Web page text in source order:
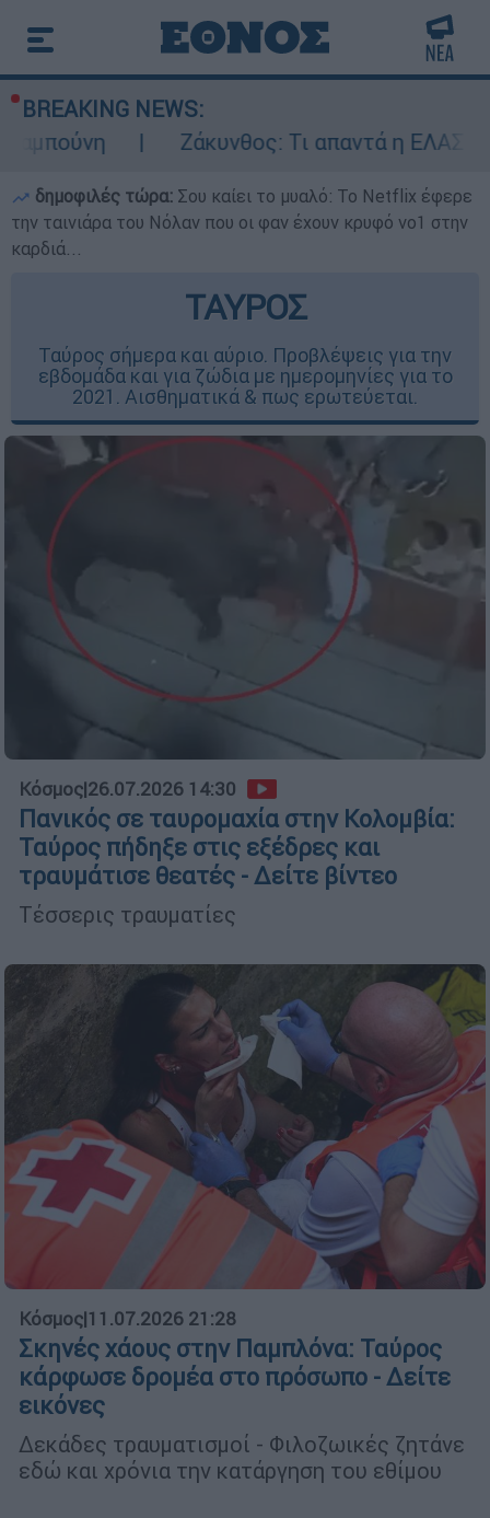
BREAKING NEWS:
Ζάκυνθος: Τι απαντά η ΕΛΑΣ για τους 8
δημοφιλές τώρα: Σου καίει το μυαλό: Το Netflix έφερε
την ταινιάρα του Νόλαν που οι φαν έχουν κρυφό νο1 στην
καρδιά...
ΤΑΥΡΟΣ
Ταύρος σήμερα και αύριο. Προβλέψεις για την
εβδομάδα και για ζώδια με ημερομηνίες για το
2021. Αισθηματικά & πως ερωτεύεται.
Κόσμος|26.07.2026 14:30
Πανικός σε ταυρομαχία στην Κολομβία:
Ταύρος πήδηξε στις εξέδρες και
τραυμάτισε θεατές - Δείτε βίντεο
Τέσσερις τραυματίες
Κόσμος|11.07.2026 21:28
Σκηνές χάους στην Παμπλόνα: Ταύρος
κάρφωσε δρομέα στο πρόσωπο - Δείτε
εικόνες
Δεκάδες τραυματισμοί - Φιλοζωικές ζητάνε
εδώ και χρόνια την κατάργηση του εθίμου